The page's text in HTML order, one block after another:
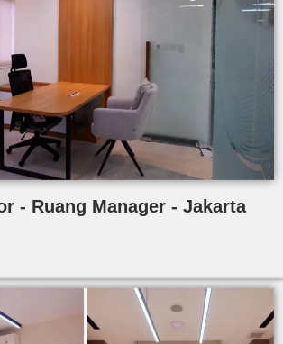
- Ruang Manager - Jakarta